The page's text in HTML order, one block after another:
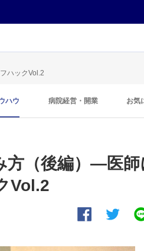
ハックVol.2
ハウ 病院経営・開業 お気
方（後編）―医師
Vol.2